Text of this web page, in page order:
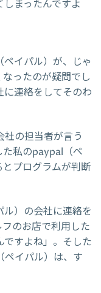
まったんですよ
イパル）が、じゃ
ったのが疑問でし
連絡をしてそのわ
の担当者が言う
た私のpaypal（ペ
プログラムが判断
）の会社に連絡を
のお店で利用した
すよね」。そした
ペイパル）は、す